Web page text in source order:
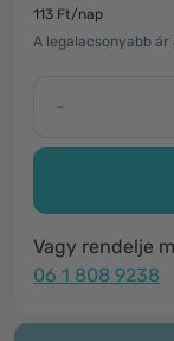
113 Ft/nap
A legalacsonyabb
-
Vagy rendelje
06 1 808 9238